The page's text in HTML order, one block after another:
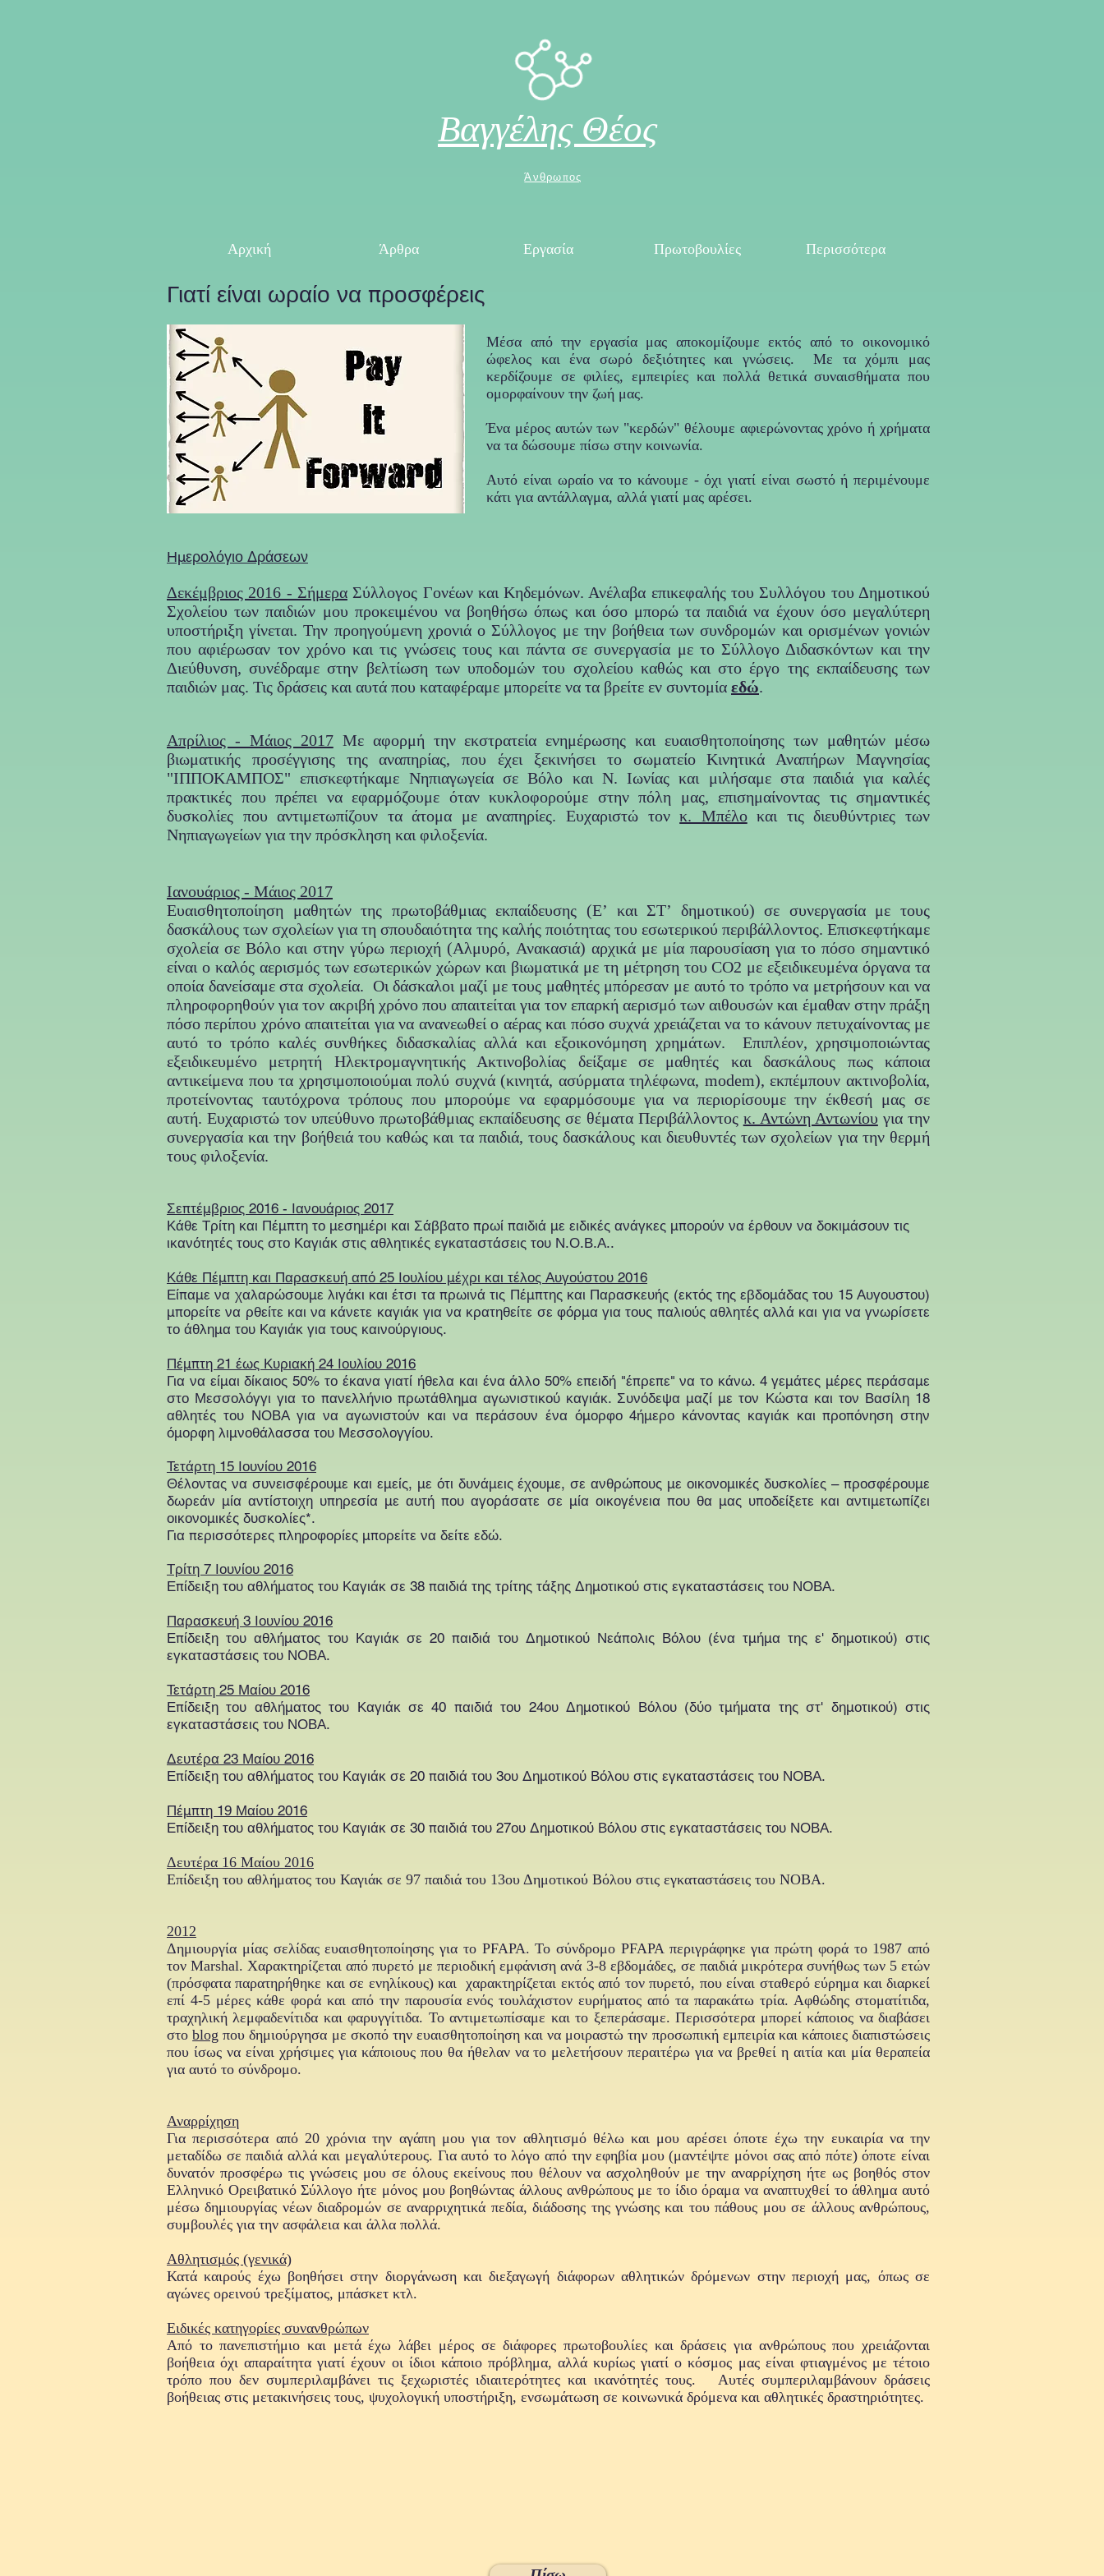
Άνθρωπος
Βαγγέλης Θέος
Αρχική Άρθρα Εργασία Πρωτοβουλίες Περισσότερα
Γιατί είναι ωραίο να προσφέρεις
Μέσα από την εργασία μας αποκομίζουμε εκτός από το οικονομικό
ώφελος και ένα σωρό δεξιότητες και γνώσεις. Με τα χόμπι μας
κερδίζουμε σε φιλίες, εμπειρίες και πολλά θετικά συναισθήματα που
ομορφαίνουν την ζωή μας.
Ένα μέρος αυτών των "κερδών" θέλουμε αφιερώνοντας χρόνο ή χρήματα
να τα δώσουμε πίσω στην κοινωνία.
Αυτό είναι ωραίο να το κάνουμε - όχι γιατί είναι σωστό ή περιμένουμε
κάτι για αντάλλαγμα, αλλά γιατί μας αρέσει.
Ημερολόγιο Δράσεων
Δεκέμβριος 2016 - ΣήμεραΣύλλογος Γονέων και Κηδεμόνων. Ανέλαβα επικεφαλής του Συλλόγου του Δημοτικού
Σχολείου των παιδιών μου προκειμένου να βοηθήσω όπως και όσο μπορώ τα παιδιά να έχουν όσο μεγαλύτερη
υποστήριξη γίνεται. Την προηγούμενη χρονιά ο Σύλλογος με την βοήθεια των συνδρομών και ορισμένων γονιών
που αφιέρωσαν τον χρόνο και τις γνώσεις τους και πάντα σε συνεργασία με το Σύλλογο Διδασκόντων και την
Διεύθυνση, συνέδραμε στην βελτίωση των υποδομών του σχολείου καθώς και στο έργο της εκπαίδευσης των
παιδιών μας. Τις δράσεις και αυτά που καταφέραμε μπορείτε να τα βρείτε εν συντομία εδώ.
Απρίλιος - Μάιος 2017Με αφορμή την εκστρατεία ενημέρωσης και ευαισθητοποίησης των μαθητών μέσω
βιωματικής προσέγγισης της αναπηρίας, που έχει ξεκινήσει το σωματείο Κινητικά Αναπήρων Μαγνησίας
"ΙΠΠΟΚΑΜΠΟΣ" επισκεφτήκαμε Νηπιαγωγεία σε Βόλο και Ν. Ιωνίας και μιλήσαμε στα παιδιά για καλές
πρακτικές που πρέπει να εφαρμόζουμε όταν κυκλοφορούμε στην πόλη μας, επισημαίνοντας τις σημαντικές
δυσκολίες που αντιμετωπίζουν τα άτομα με αναπηρίες. Ευχαριστώ τονκ. Μπέλοκαι τις διευθύντριες των
Νηπιαγωγείων για την πρόσκληση και φιλοξενία.
Ιανουάριος - Μάιος 2017
Ευαισθητοποίηση μαθητών της πρωτοβάθμιας εκπαίδευσης (Ε’ και ΣΤ’ δημοτικού) σε συνεργασία με τους
δασκάλους των σχολείων για τη σπουδαιότητα της καλής ποιότητας του εσωτερικού περιβάλλοντος. Επισκεφτήκαμε
σχολεία σε Βόλο και στην γύρω περιοχή (Αλμυρό, Ανακασιά) αρχικά με μία παρουσίαση για το πόσο σημαντικό
είναι ο καλός αερισμός των εσωτερικών χώρων και βιωματικά με τη μέτρηση του CO2 με εξειδικευμένα όργανα τα
οποία δανείσαμε στα σχολεία. Οι δάσκαλοι μαζί με τους μαθητές μπόρεσαν με αυτό το τρόπο να μετρήσουν και να
πληροφορηθούν για τον ακριβή χρόνο που απαιτείται για τον επαρκή αερισμό των αιθουσών και έμαθαν στην πράξη
πόσο περίπου χρόνο απαιτείται για να ανανεωθεί ο αέρας και πόσο συχνά χρειάζεται να το κάνουν πετυχαίνοντας με
αυτό το τρόπο καλές συνθήκες διδασκαλίας αλλά και εξοικονόμηση χρημάτων. Επιπλέον, χρησιμοποιώντας
εξειδικευμένο μετρητή Ηλεκτρομαγνητικής Ακτινοβολίας δείξαμε σε μαθητές και δασκάλους πως κάποια
αντικείμενα που τα χρησιμοποιούμαι πολύ συχνά (κινητά, ασύρματα τηλέφωνα, modem), εκπέμπουν ακτινοβολία,
προτείνοντας ταυτόχρονα τρόπους που μπορούμε να εφαρμόσουμε για να περιορίσουμε την έκθεσή μας σε
αυτή. Ευχαριστώ τον υπεύθυνο πρωτοβάθμιας εκπαίδευσης σε θέματα Περιβάλλοντος κ. Αντώνη Αντωνίου για την
συνεργασία και την βοήθειά του καθώς και τα παιδιά, τους δασκάλους και διευθυντές των σχολείων για την θερμή
τους φιλοξενία.
Σεπτέμβριος 2016 - Ιανουάριος 2017
Κάθε Τρίτη και Πέμπτη το μεσημέρι και Σάββατο πρωί παιδιά με ειδικές ανάγκες μπορούν να έρθουν να δοκιμάσουν τις
ικανότητές τους στο Καγιάκ στις αθλητικές εγκαταστάσεις του Ν.Ο.Β.Α..
Κάθε Πέμπτη και Παρασκευή από 25 Ιουλίου μέχρι και τέλος Αυγούστου 2016
Είπαμε να χαλαρώσουμε λιγάκι και έτσι τα πρωινά τις Πέμπτης και Παρασκευής (εκτός της εβδομάδας του 15 Αυγουστου)
μπορείτε να ρθείτε και να κάνετε καγιάκ για να κρατηθείτε σε φόρμα για τους παλιούς αθλητές αλλά και για να γνωρίσετε
το άθλημα του Καγιάκ για τους καινούργιους.
Πέμπτη 21 έως Κυριακή 24 Ιουλίου 2016
Για να είμαι δίκαιος 50% το έκανα γιατί ήθελα και ένα άλλο 50% επειδή "έπρεπε" να το κάνω. 4 γεμάτες μέρες περάσαμε
στο Μεσσολόγγι για το πανελλήνιο πρωτάθλημα αγωνιστικού καγιάκ. Συνόδεψα μαζί με τον Κώστα και τον Βασίλη 18
αθλητές του ΝΟΒΑ για να αγωνιστούν και να περάσουν ένα όμορφο 4ήμερο κάνοντας καγιάκ και προπόνηση στην
όμορφη λιμνοθάλασσα του Μεσσολογγίου.
Τετάρτη 15 Ιουνίου 2016
Θέλοντας να συνεισφέρουμε και εμείς, με ότι δυνάμεις έχουμε, σε ανθρώπους με οικονομικές δυσκολίες – προσφέρουμε
δωρεάν μία αντίστοιχη υπηρεσία με αυτή που αγοράσατε σε μία οικογένεια που θα μας υποδείξετε και αντιμετωπίζει
οικονομικές δυσκολίες*.
Για περισσότερες πληροφορίες μπορείτε να δείτε εδώ.
Τρίτη 7 Ιουνίου 2016
Επίδειξη του αθλήματος του Καγιάκ σε 38 παιδιά της τρίτης τάξης Δημοτικού στις εγκαταστάσεις του ΝΟΒΑ.
Παρασκευή 3 Ιουνίου 2016
Επίδειξη του αθλήματος του Καγιάκ σε 20 παιδιά του Δημοτικού Νεάπολις Βόλου (ένα τμήμα της ε' δημοτικού) στις
εγκαταστάσεις του ΝΟΒΑ.
Τετάρτη 25 Μαίου 2016
Επίδειξη του αθλήματος του Καγιάκ σε 40 παιδιά του 24ου Δημοτικού Βόλου (δύο τμήματα της στ' δημοτικού) στις
εγκαταστάσεις του ΝΟΒΑ.
Δευτέρα 23 Μαίου 2016
Επίδειξη του αθλήματος του Καγιάκ σε 20 παιδιά του 3ου Δημοτικού Βόλου στις εγκαταστάσεις του ΝΟΒΑ.
Πέμπτη 19 Μαίου 2016
Επίδειξη του αθλήματος του Καγιάκ σε 30 παιδιά του 27ου Δημοτικού Βόλου στις εγκαταστάσεις του ΝΟΒΑ.
Δευτέρα 16 Μαίου 2016
Επίδειξη του αθλήματος του Καγιάκ σε 97 παιδιά του 13ου Δημοτικού Βόλου στις εγκαταστάσεις του ΝΟΒΑ.
2012
Δημιουργία μίας σελίδας ευαισθητοποίησης για το PFAPA. Το σύνδρομο PFAPA περιγράφηκε για πρώτη φορά το 1987 από
τον Marshal. Χαρακτηρίζεται από πυρετό με περιοδική εμφάνιση ανά 3-8 εβδομάδες, σε παιδιά μικρότερα συνήθως των 5 ετών
(πρόσφατα παρατηρήθηκε και σε ενηλίκους) και χαρακτηρίζεται εκτός από τον πυρετό, που είναι σταθερό εύρημα και διαρκεί
επί 4-5 μέρες κάθε φορά και από την παρουσία ενός τουλάχιστον ευρήματος από τα παρακάτω τρία. Αφθώδης στοματίτιδα,
τραχηλική λεμφαδενίτιδα και φαρυγγίτιδα. Το αντιμετωπίσαμε και το ξεπεράσαμε. Περισσότερα μπορεί κάποιος να διαβάσει
στοblog που δημιούργησα με σκοπό την ευαισθητοποίηση και να μοιραστώ την προσωπική εμπειρία και κάποιες διαπιστώσεις
που ίσως να είναι χρήσιμες για κάποιους που θα ήθελαν να το μελετήσουν περαιτέρω για να βρεθεί η αιτία και μία θεραπεία
για αυτό το σύνδρομο.
Αναρρίχηση
Για περισσότερα από 20 χρόνια την αγάπη μου για τον αθλητισμό θέλω και μου αρέσει όποτε έχω την ευκαιρία να την
μεταδίδω σε παιδιά αλλά και μεγαλύτερους. Για αυτό το λόγο από την εφηβία μου (μαντέψτε μόνοι σας από πότε) όποτε είναι
δυνατόν προσφέρω τις γνώσεις μου σε όλους εκείνους που θέλουν να ασχοληθούν με την αναρρίχηση ήτε ως βοηθός στον
Ελληνικό Ορειβατικό Σύλλογο ήτε μόνος μου βοηθώντας άλλους ανθρώπους με το ίδιο όραμα να αναπτυχθεί το άθλημα αυτό
μέσω δημιουργίας νέων διαδρομών σε αναρριχητικά πεδία, διάδοσης της γνώσης και του πάθους μου σε άλλους ανθρώπους,
συμβουλές για την ασφάλεια και άλλα πολλά.
Αθλητισμός (γενικά)
Κατά καιρούς έχω βοηθήσει στην διοργάνωση και διεξαγωγή διάφορων αθλητικών δρόμενων στην περιοχή μας, όπως σε
αγώνες ορεινού τρεξίματος, μπάσκετ κτλ.
Ειδικές κατηγορίες συνανθρώπων
Από το πανεπιστήμιο και μετά έχω λάβει μέρος σε διάφορες πρωτοβουλίες και δράσεις για ανθρώπους που χρειάζονται
βοήθεια όχι απαραίτητα γιατί έχουν οι ίδιοι κάποιο πρόβλημα, αλλά κυρίως γιατί ο κόσμος μας είναι φτιαγμένος με τέτοιο
τρόπο που δεν συμπεριλαμβάνει τις ξεχωριστές ιδιαιτερότητες και ικανότητές τους. Αυτές συμπεριλαμβάνουν δράσεις
βοήθειας στις μετακινήσεις τους, ψυχολογική υποστήριξη, ενσωμάτωση σε κοινωνικά δρόμενα και αθλητικές δραστηριότητες.